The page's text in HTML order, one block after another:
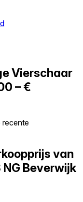
Vierschaar
– €
recente
van
NG Beverwijk